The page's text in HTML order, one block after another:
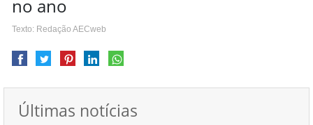
no ano
Texto: Redação AECweb
Últimas notícias